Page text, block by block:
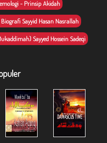
- Prinsip Akidah
Biografi Sayyid Hasan Nasrallah
Sayyed Hossein Sadeqi